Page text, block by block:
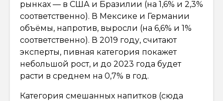
рынках — в США и Бразилии (на 1,6% и 2,3%
соответственно). В Мексике и Германии
объёмы, напротив, выросли (на 6,6% и 1%
соответственно). В 2019 году, считают
эксперты, пивная категория покажет
небольшой рост, и до 2023 года будет
расти в среднем на 0,7% в год.
Категория смешанных напитков (сюда